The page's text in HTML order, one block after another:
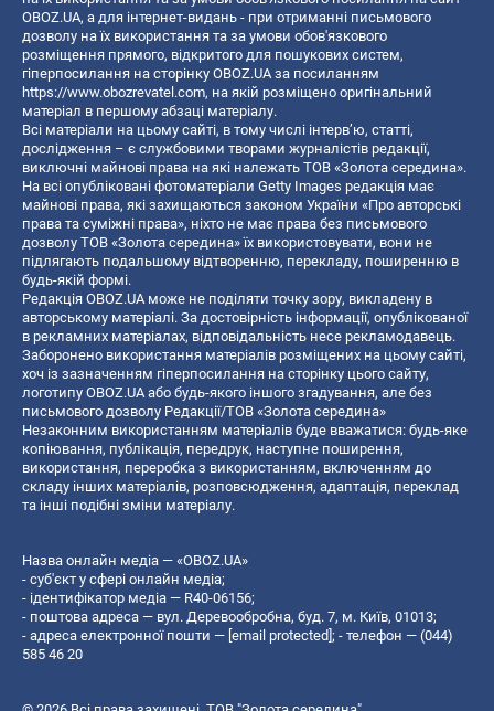
OBOZ.UA, а для інтернет-видань - при отриманні письмового
дозволу на їх використання та за умови обов'язкового
розміщення прямого, відкритого для пошукових систем,
гіперпосилання на сторінку OBOZ.UA за посиланням
https://www.obozrevatel.com, на якій розміщено оригінальний
матеріал в першому абзаці матеріалу.
Всі матеріали на цьому сайті, в тому числі інтерв’ю, статті,
дослідження – є службовими творами журналістів редакції,
виключні майнові права на які належать ТОВ «Золота середина».
На всі опубліковані фотоматеріали Getty Images редакція має
майнові права, які захищаються законом України «Про авторські
права та суміжні права», ніхто не має права без письмового
дозволу ТОВ «Золота середина» їх використовувати, вони не
підлягають подальшому відтворенню, перекладу, поширенню в
будь-якій формі.
Редакція OBOZ.UA може не поділяти точку зору, викладену в
авторському матеріалі. За достовірність інформації, опублікованої
в рекламних матеріалах, відповідальність несе рекламодавець.
Заборонено використання матеріалів розміщених на цьому сайті,
хоч із зазначенням гіперпосилання на сторінку цього сайту,
логотипу OBOZ.UA або будь-якого іншого згадування, але без
письмового дозволу Редакції/ТОВ «Золота середина»
Незаконним використанням матеріалів буде вважатися: будь-яке
копiювання, публiкацiя, передрук, наступне поширення,
використання, переробка з використанням, включенням до
складу інших матеріалів, розповсюдження, адаптація, переклад
та інші подібні зміни матеріалу.
Назва онлайн медіа — «OBOZ.UA»
- суб'єкт у сфері онлайн медіа;
- ідентифікатор медіа — R40-06156;
- поштова адреса — вул. Деревообробна, буд. 7, м. Київ, 01013;
- адреса електронної пошти — [email protected]; - телефон — (044)
585 46 20